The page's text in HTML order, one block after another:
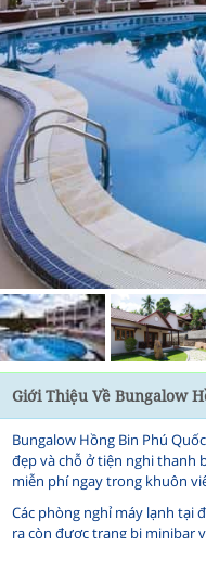
Giới Thiệu Về Bungalow
Bungalow Hồng Bin Phú
đẹp và chỗ ở tiện nghi thanh
miễn phí ngay trong khuôn
Các phòng nghỉ máy lạnh tại
ra còn được trang bị minibar